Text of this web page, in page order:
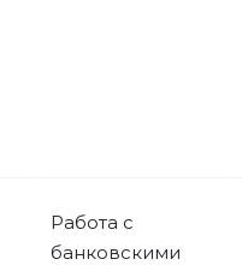
Работа с
банковскими